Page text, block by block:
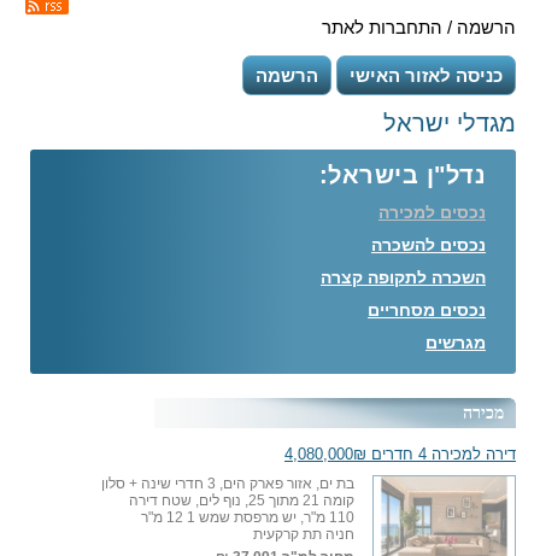
הרשמה / התחברות לאתר
כניסה לאזור האישי הרשמה
מגדלי ישראל
נדל"ן בישראל:
נכסים למכירה
נכסים להשכרה
השכרה לתקופה קצרה
נכסים מסחריים
מגרשים
מכירה
דירה למכירה 4 חדרים 4,080,000₪
בת ים, אזור פארק הים, 3 חדרי שינה + סלון
קומה 21 מתוך 25, נוף לים, שטח דירה
110 מ"ר, יש מרפסת שמש 1 12 מ"ר
חניה תת קרקעית